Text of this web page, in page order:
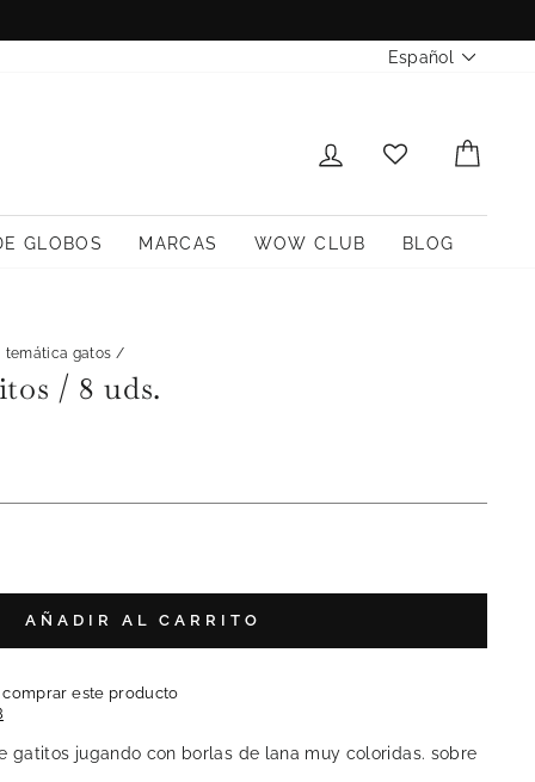
Idioma
Español
INICIAR SESIÓN
GLOBOS MARCAS WOW CLUB BLOG
temática gatos /
/ 8 uds.
AÑADIR AL CARRITO
este producto
gatitos jugando con borlas de lana muy coloridas. sobre